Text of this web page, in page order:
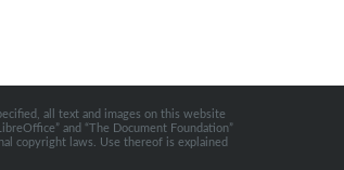
all text and images on this website
and “The Document Foundation”
copyright laws. Use thereof is explained